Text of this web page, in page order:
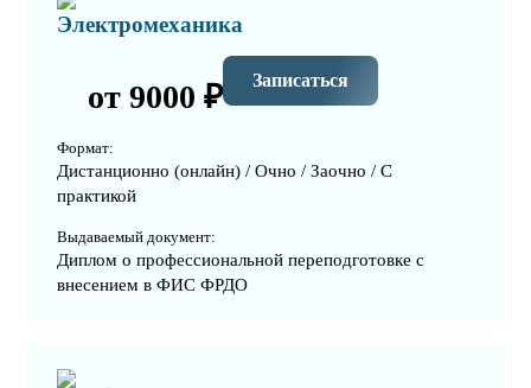
Электромеханика
от 9000 ₽ Записаться
Формат:
Дистанционно (онлайн) / Очно / Заочно / С
практикой
Выдаваемый документ:
Диплом о профессиональной переподготовке с
внесением в ФИС ФРДО